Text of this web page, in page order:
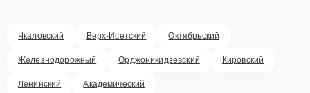
Чкаловский Верх-Исетский Октябрьский
Железнодорожный Орджоникидзевский Кировский
Ленинский Академический